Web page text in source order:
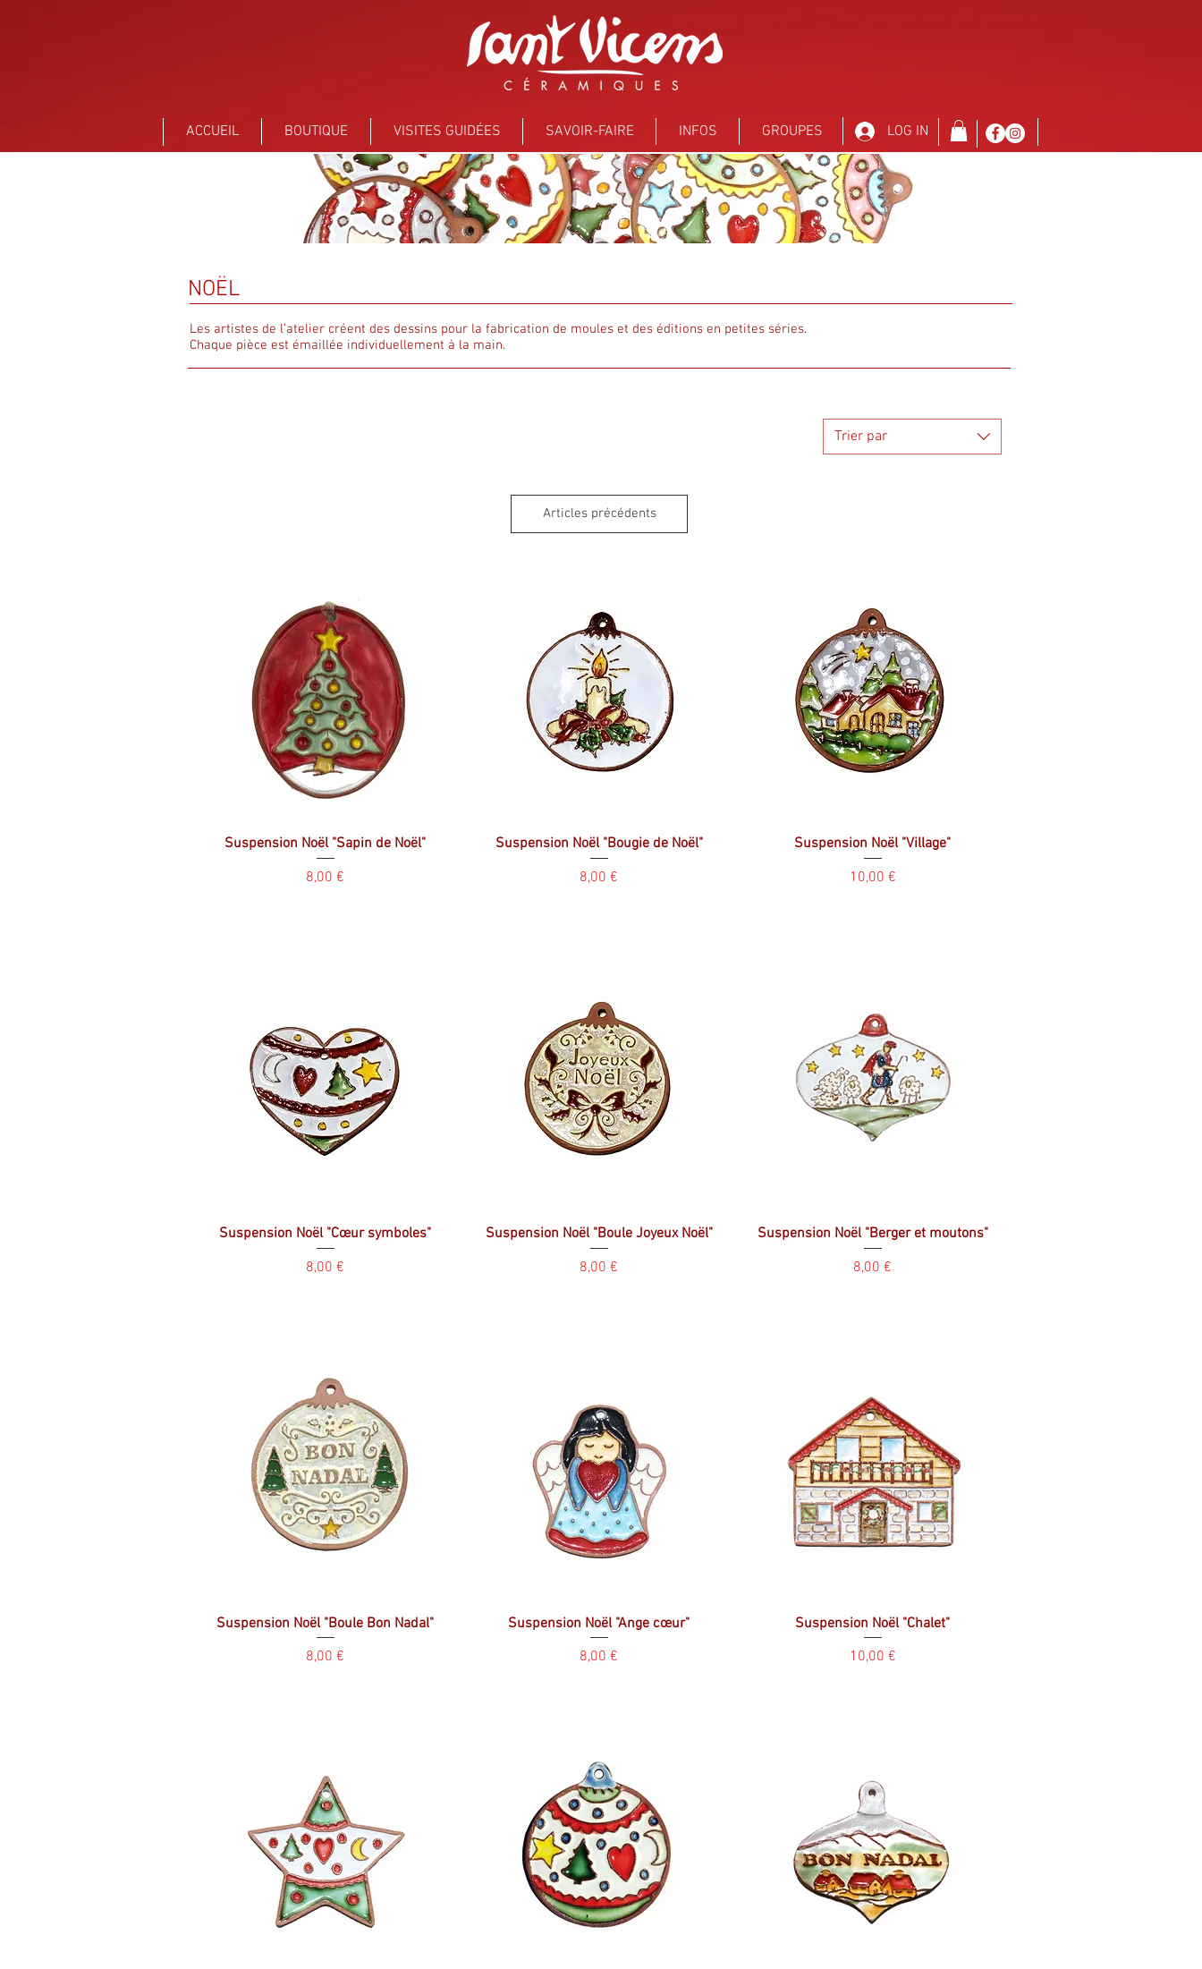
ACCUEIL BOUTIQUE VISITES GUIDÉES SAVOIR-FAIRE INFOS GROUPES LOG IN
NOËL
Les artistes de l’atelier créent des dessins pour la fabrication de moules et des éditions en petites séries.
Chaque pièce est émaillée individuellement à la main.
Trier par
Articles précédents
Suspension Noël "Sapin de Noël"
Prix
8,00 €
Suspension Noël "Bougie de Noël"
Prix
8,00 €
Suspension Noël "Village"
Prix
10,00 €
Suspension Noël "Cœur symboles"
Prix
8,00 €
Suspension Noël "Boule Joyeux Noël"
Prix
8,00 €
Suspension Noël "Berger et moutons"
Prix
8,00 €
Suspension Noël "Boule Bon Nadal"
Prix
8,00 €
Suspension Noël "Ange cœur"
Prix
8,00 €
Suspension Noël "Chalet"
Prix
10,00 €